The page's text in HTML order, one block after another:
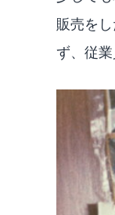
販売を
ず、従